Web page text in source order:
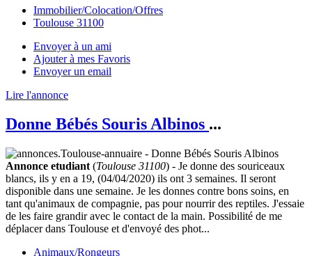
Immobilier/Colocation/Offres
Toulouse 31100
Envoyer à un ami
Ajouter à mes Favoris
Envoyer un email
Lire l'annonce
Donne Bébés Souris Albinos ...
Annonce etudiant (Toulouse 31100) - Je donne des souriceaux
blancs, ils y en a 19, (04/04/2020) ils ont 3 semaines. Il seront
disponible dans une semaine. Je les donnes contre bons soins, en
tant qu'animaux de compagnie, pas pour nourrir des reptiles. J'essaie
de les faire grandir avec le contact de la main. Possibilité de me
déplacer dans Toulouse et d'envoyé des phot...
Animaux/Rongeurs